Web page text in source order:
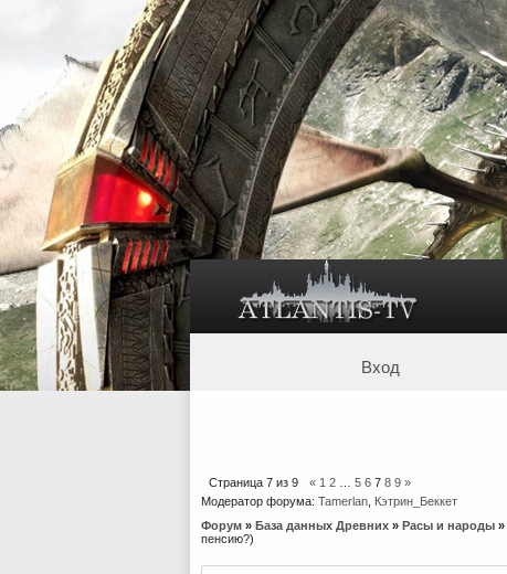
Вход
Страница 7 из 9 « 1 2 5 6 7 8 9 »
Модератор форума: Tamerlan Кэтрин_Беккет
Форум » База данных Древних » Расы и народы »
пенсию?)